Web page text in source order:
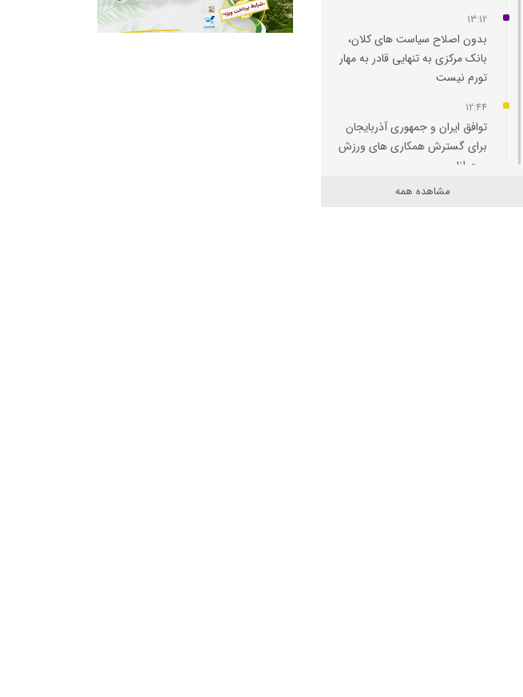
13:12
بدون اصلاح سیاست‌ های کلان،
بانک مرکزی به تنهایی قادر به مهار
تورم نیست
12:44
توافق ایران و جمهوری آذربایجان
برای گسترش همکاری‌ های ورزش
و جوانان
مشاهده همه